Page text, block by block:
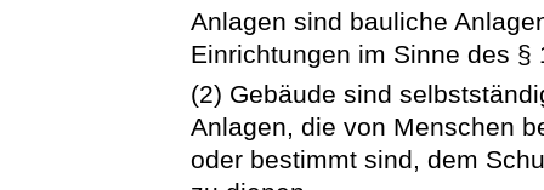
Anlagen sind bauliche
Einrichtungen im Sinne des §
(2) Gebäude sind
Anlagen, die von Menschen
oder bestimmt sind, dem